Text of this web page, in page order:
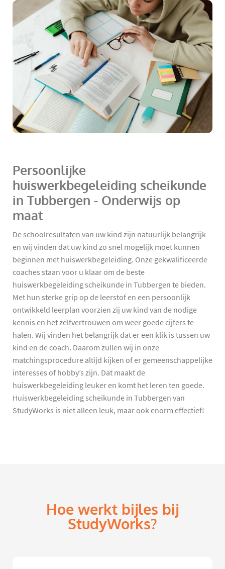
Persoonlijke
huiswerkbegeleiding scheikunde
in Tubbergen - Onderwijs op
maat
De schoolresultaten van uw kind zijn natuurlijk belangrijk
en wij vinden dat uw kind zo snel mogelijk moet kunnen
beginnen met huiswerkbegeleiding. Onze gekwalificeerde
coaches staan voor u klaar om de beste
huiswerkbegeleiding scheikunde in Tubbergen te bieden.
Met hun sterke grip op de leerstof en een persoonlijk
ontwikkeld leerplan voorzien zij uw kind van de nodige
kennis en het zelfvertrouwen om weer goede cijfers te
halen. Wij vinden het belangrijk dat er een klik is tussen uw
kind en de coach. Daarom zullen wij in onze
matchingsprocedure altijd kijken of er gemeenschappelijke
interesses of hobby’s zijn. Dat maakt de
huiswerkbegeleiding leuker en komt het leren ten goede.
Huiswerkbegeleiding scheikunde in Tubbergen van
StudyWorks is niet alleen leuk, maar ook enorm effectief!
Hoe werkt bijles bij
StudyWorks?